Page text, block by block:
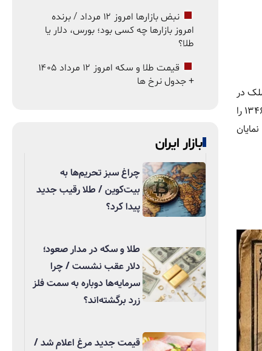
در
سال‌های دور چه فاصله‌ای با قیمت‌های امروز داشته است. تصویری که به‌تازگی منتشر شده، نرخ خرید خانه در محله‌های مختلف تهران در سال ۱۳۴۶ را
نبض بازارها امروز ۱۲ مرداد / برنده
امروز بازارها چه کسی بود؛ بورس، دلار یا
طلا؟
قیمت طلا و سکه امروز ۱۲ مرداد ۱۴۰۵
+ جدول نرخ ها
بازار ایران
چراغ سبز تحریم‌ها به
بیت‌کوین / طلا رقیب جدید
پیدا کرد؟
طلا و سکه در مدار صعود؛
دلار عقب نشست / چرا
سرمایه‌ها دوباره به سمت فلز
زرد برگشته‌اند؟
قیمت جدید مرغ اعلام شد /